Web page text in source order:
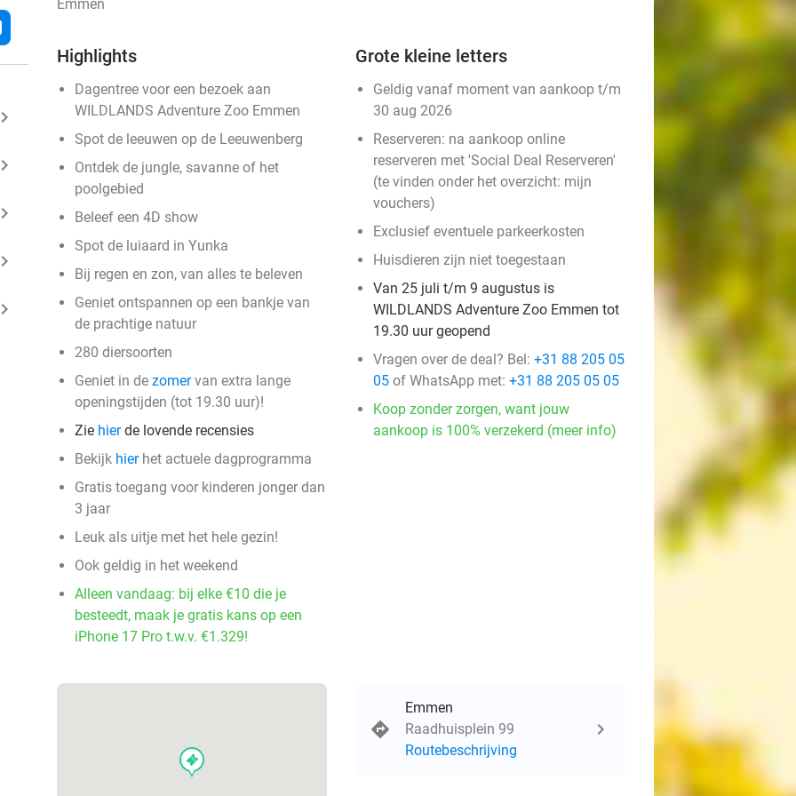
keyboard_arrow_right
keyboard_arrow_right
keyboard_arrow_right
keyboard_arrow_right
keyboard_arrow_right
Emmen
Highlights
Dagentree voor een bezoek aan
WILDLANDS Adventure Zoo Emmen
Spot de leeuwen op de Leeuwenberg
Ontdek de jungle, savanne of het
poolgebied
Beleef een 4D show
Spot de luiaard in Yunka
Bij regen en zon, van alles te beleven
Geniet ontspannen op een bankje van
de prachtige natuur
280 diersoorten
Geniet in de zomervan extra lange
openingstijden (tot 19.30 uur)!
Zie hierde lovende recensies
Bekijk hierhet actuele dagprogramma
Gratis toegang voor kinderen jonger dan
3 jaar
Leuk als uitje met het hele gezin!
Ook geldig in het weekend
Alleen vandaag: bij elke €10 die je
besteedt, maak je gratis kans op een
iPhone 17 Pro t.w.v. €1.329!
Grote kleine letters
Geldig vanaf moment van aankoop t/m
30 aug 2026
Reserveren: na aankoop online
reserveren met 'Social Deal Reserveren'
(te vinden onder het overzicht: mijn
vouchers)
Exclusief eventuele parkeerkosten
Huisdieren zijn niet toegestaan
Van 25 juli t/m 9 augustus is
WILDLANDS Adventure Zoo Emmen tot
19.30 uur geopend
Vragen over de deal? Bel: +31 88 205 05
05 of WhatsApp met: +31 88 205 05 05
Koop zonder zorgen, want jouw
aankoop is 100% verzekerd (meer info)
events
Emmen
Raadhuisplein 99
Routebeschrijving